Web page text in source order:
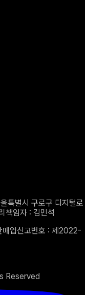
특별시 구로구 디지털로
책임자 : 김민석
업신고번호 : 제2022-
Reserved